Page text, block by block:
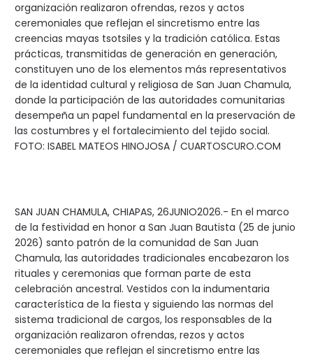
organización realizaron ofrendas, rezos y actos
ceremoniales que reflejan el sincretismo entre las
creencias mayas tsotsiles y la tradición católica. Estas
prácticas, transmitidas de generación en generación,
constituyen uno de los elementos más representativos
de la identidad cultural y religiosa de San Juan Chamula,
donde la participación de las autoridades comunitarias
desempeña un papel fundamental en la preservación de
las costumbres y el fortalecimiento del tejido social.
FOTO: ISABEL MATEOS HINOJOSA / CUARTOSCURO.COM
SAN JUAN CHAMULA, CHIAPAS, 26JUNIO2026.- En el marco
de la festividad en honor a San Juan Bautista (25 de junio
2026) santo patrón de la comunidad de San Juan
Chamula, las autoridades tradicionales encabezaron los
rituales y ceremonias que forman parte de esta
celebración ancestral. Vestidos con la indumentaria
característica de la fiesta y siguiendo las normas del
sistema tradicional de cargos, los responsables de la
organización realizaron ofrendas, rezos y actos
ceremoniales que reflejan el sincretismo entre las